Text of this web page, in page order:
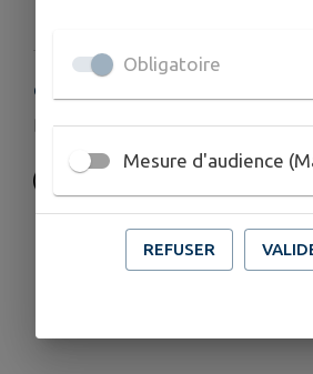
COORDONNÉES
association@orgue-
Obligatoire
Mesure d'audience
REFUSER